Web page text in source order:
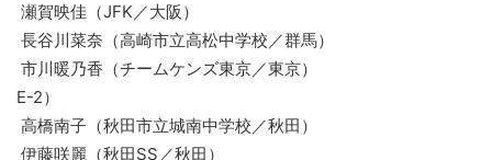
瀬賀映佳（JFK／大阪）
長谷川菜奈（高崎市立高松中学校／群馬）
市川暖乃香（チームケンズ東京／東京）
E-2）
高橋南子（秋田市立城南中学校／秋田）
伊藤咲麗（秋田SS／秋田）